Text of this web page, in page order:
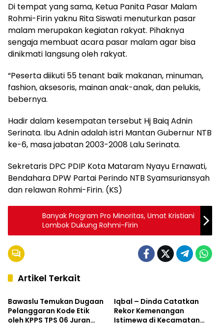
Di tempat yang sama, Ketua Panita Pasar Malam
Rohmi-Firin yaknu Rita Siswati menuturkan pasar
malam merupakan kegiatan rakyat. Pihaknya
sengaja membuat acara pasar malam agar bisa
dinikmati langsung oleh rakyat.
“Peserta diikuti 55 tenant baik makanan, minuman,
fashion, aksesoris, mainan anak-anak, dan pelukis,
bebernya.
Hadir dalam kesempatan tersebut Hj Baiq Adnin
Serinata. Ibu Adnin adalah istri Mantan Gubernur NTB
ke-6, masa jabatan 2003-2008 Lalu Serinata.
Sekretaris DPC PDIP Kota Mataram Nyayu Ernawati,
Bendahara DPW Partai Perindo NTB Syamsuriansyah
dan relawan Rohmi-Firin. (KS)
Banyak Program Pro Minoritas, Umat Kristiani
Lombok Dukung Rohmi-Firin
Artikel Terkait
Hukum & Kriminal
Bawaslu Temukan Dugaan
Pelanggaran Kode Etik
oleh KPPS TPS 06 Juran
Iqbal – Dinda Catatkan
Rekor Kemenangan
Istimewa di Kecamatan
Kabar Pilkada Kabar Pilkada